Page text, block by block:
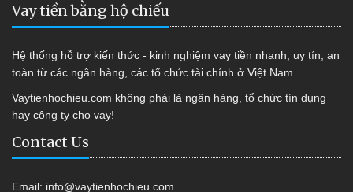
Vay tiền bằng hộ chiếu
Hệ thống hỗ trợ kiến thức - kinh nghiệm vay tiền nhanh, uy tín, an
toàn từ các ngân hàng, các tổ chức tài chính ở Việt Nam.
Vaytienhochieu.com không phải là ngân hàng, tổ chức tín dụng
hay công ty cho vay!
Contact Us
Email: info@vaytienhochieu.com